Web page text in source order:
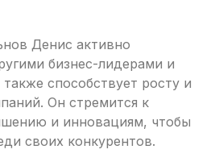
Денис активно
бизнес-лидерами и
способствует росту и
Он стремится к
и инновациям, чтобы
своих конкурентов.